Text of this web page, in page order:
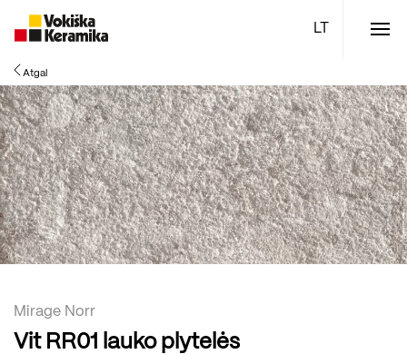
Atgal
Mirage Norr
Vit RR01 lauko plytelės
Meniu
Plytelės
Vonios kambario įranga
Boen parketlentės
Specialūs pasiūlymai TOP